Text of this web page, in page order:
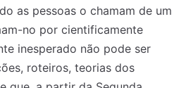
as pessoas o chamam de um
no por cientificamente
inesperado não pode ser
roteiros, teorias dos